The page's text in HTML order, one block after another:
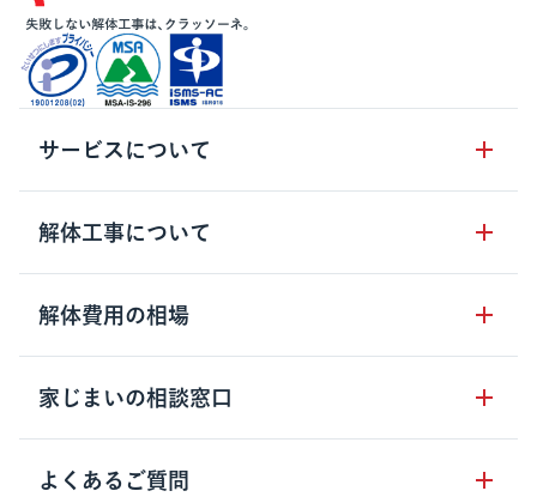
サービスについて
サービスの流れ
サービスのメリット
クラッソーネの自治体連携
解体工事について
解体工事の基礎知識
解体工事に関わる法律
用語集
解体費用の相場
木造住宅の相場
鉄骨造住宅の相場
RC造住宅の相場
家じまいの相談窓口
家じまいの相談窓口
よくあるご質問